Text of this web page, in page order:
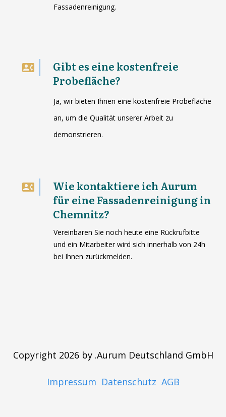
Fassadenreinigung.
Gibt es eine kostenfreie
Probefläche?
Ja, wir bieten Ihnen eine kostenfreie Probefläche
an, um die Qualität unserer Arbeit zu
demonstrieren.
Wie kontaktiere ich Aurum
für eine Fassadenreinigung in
Chemnitz?
Vereinbaren Sie noch heute eine Rückrufbitte
und ein Mitarbeiter wird sich innerhalb von 24h
bei Ihnen zurückmelden.
Copyright 2026 by .Aurum Deutschland GmbH
Impressum Datenschutz AGB